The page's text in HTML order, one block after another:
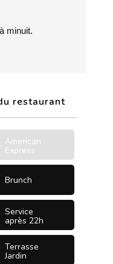
minuit.
restaurant
American
Express
Brunch
Service
après 22h
Terrasse
Jardin